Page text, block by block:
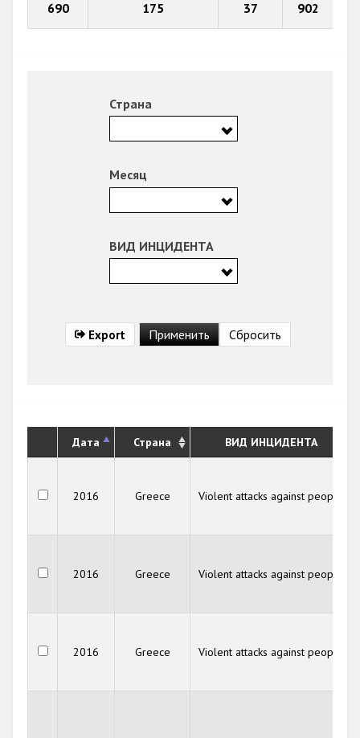
690 175 37 902
Страна
Месяц
ВИД ИНЦИДЕНТА
Export
Дата Страна ВИД ИНЦИДЕНТА
2016 Greece Violent attacks against people
2016 Greece Violent attacks against people
2016 Greece Violent attacks against people